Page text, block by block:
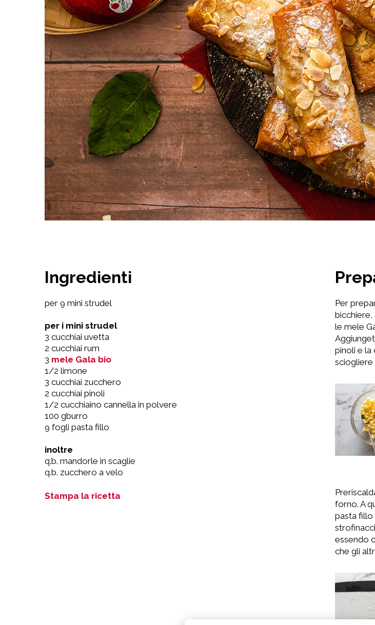
Ingredienti
per 9 mini strudel
per i mini strudel
3 cucchiai uvetta
2 cucchiai rum
3 mele Gala bio
1/2 limone
3 cucchiai zucchero
2 cucchiai pinoli
1/2 cucchiaino cannella in polvere
100 gburro
9 fogli pasta fillo
inoltre
q.b. mandorle in scaglie
q.b. zucchero a velo
Stampa la ricetta
Per
le mele
pinoli e la
sciogliere
forno. A
pasta fillo
essendo
che gli